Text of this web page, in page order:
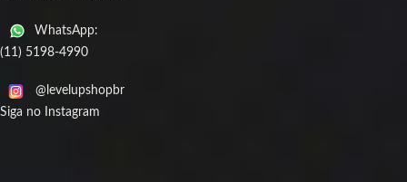
WhatsApp:
(11) 5198-4990
@levelupshopbr
Siga no Instagram